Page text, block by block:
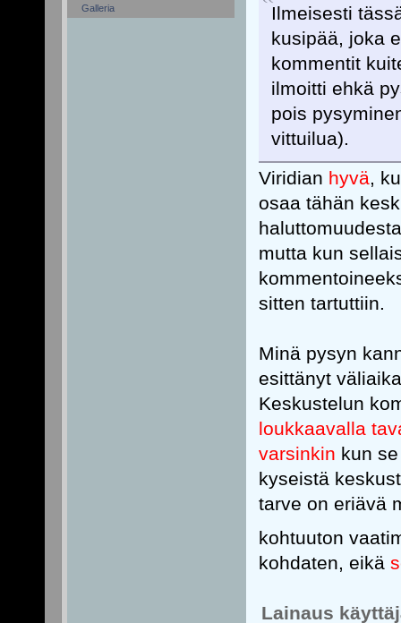
Galleria
Ilmeisesti
kusipää, joka
kommentit
ilmoitti ehkä
pois
vittuilua).
Viridian hyvä,
osaa tähän
mutta kun
sitten tartuttiin.
Minä pysyn
esittänyt
Keskustelun
loukkaavalla
varsinkin kun
kyseistä
tarve on eriävä
kohtuuton
kohdaten, eikä
Lainaus